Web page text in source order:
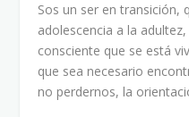
Sos un ser en transición,
adolescencia a la
consciente que se está
que sea necesario
no perdernos, la